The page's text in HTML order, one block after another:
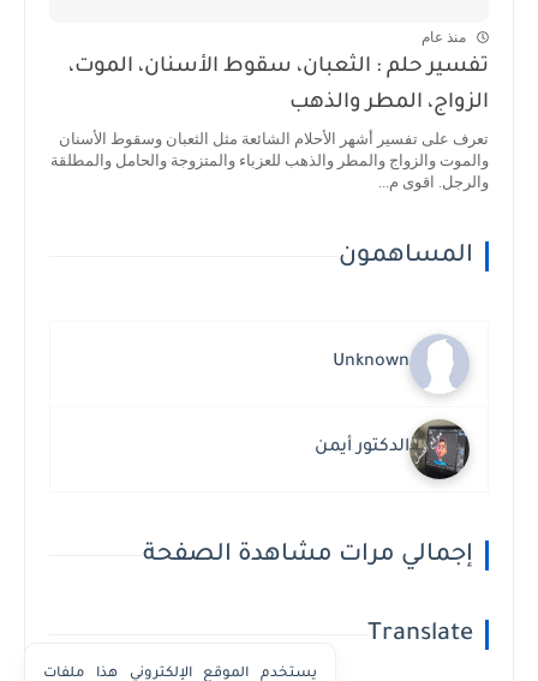
منذ عام
تفسير حلم : الثعبان، سقوط الأسنان، الموت،
الزواج، المطر والذهب
تعرف على تفسير أشهر الأحلام الشائعة مثل الثعبان وسقوط الأسنان
والموت والزواج والمطر والذهب للعزباء والمتزوجة والحامل والمطلقة
والرجل. اقوى م...
المساهمون
Unknown
الدكتور أيمن
إجمالي مرات مشاهدة الصفحة
Translate
يستخدم الموقع الإلكتروني هذا ملفات